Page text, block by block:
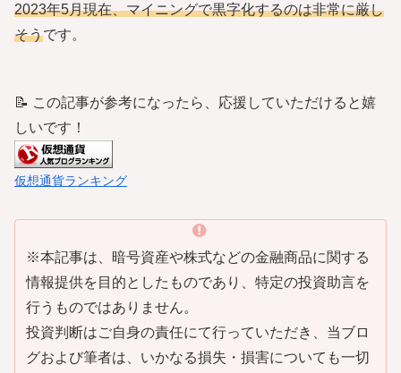
2023年5月現在、マイニングで黒字化するのは非常に厳し
そうです。
📝 この記事が参考になったら、応援していただけると嬉
しいです！
仮想通貨ランキング
※本記事は、暗号資産や株式などの金融商品に関する
情報提供を目的としたものであり、特定の投資助言を
行うものではありません。
投資判断はご自身の責任にて行っていただき、当ブロ
グおよび筆者は、いかなる損失・損害についても一切